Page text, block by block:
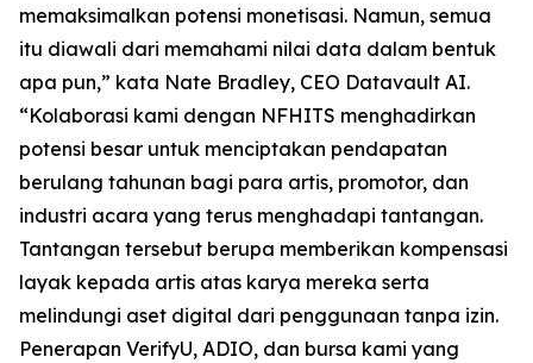
memaksimalkan potensi monetisasi. Namun, semua
itu diawali dari memahami nilai data dalam bentuk
apa pun,” kata Nate Bradley, CEO Datavault AI.
“Kolaborasi kami dengan NFHITS menghadirkan
potensi besar untuk menciptakan pendapatan
berulang tahunan bagi para artis, promotor, dan
industri acara yang terus menghadapi tantangan.
Tantangan tersebut berupa memberikan kompensasi
layak kepada artis atas karya mereka serta
melindungi aset digital dari penggunaan tanpa izin.
Penerapan VerifyU, ADIO, dan bursa kami yang